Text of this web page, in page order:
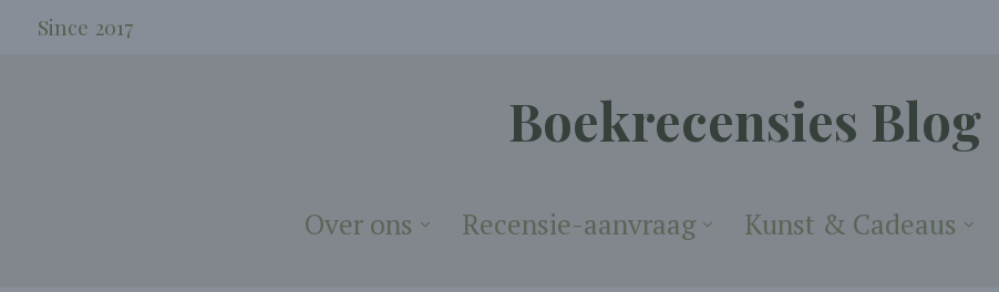
Since 2017
Boekrecensies Blog
Over ons Recensie-aanvraag Kunst & Cadeaus